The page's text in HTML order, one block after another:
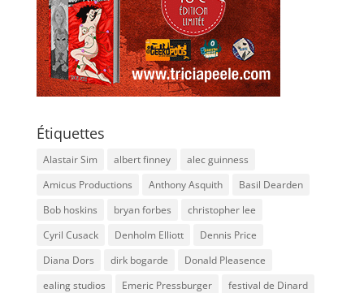
Étiquettes
Alastair Sim albert finney
alec guinness
Amicus Productions
Anthony Asquith
Basil Dearden
Bob hoskins
bryan forbes
christopher lee
Cyril Cusack
Denholm Elliott
Dennis Price
Diana Dors
dirk bogarde
Donald Pleasence
ealing studios
Emeric Pressburger
festival de Dinard